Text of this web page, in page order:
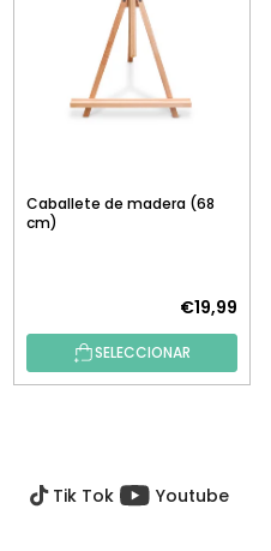
Caballete de madera (68
cm)
€19,99
SELECCIONAR
Tik Tok Youtube